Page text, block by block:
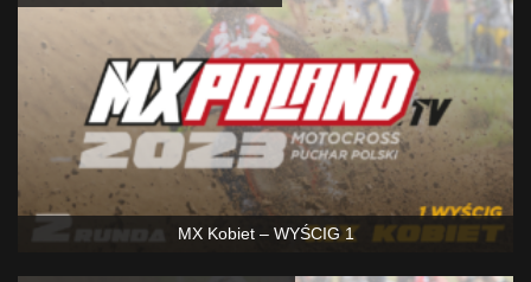
MX Kobiet – WYŚCIG 1